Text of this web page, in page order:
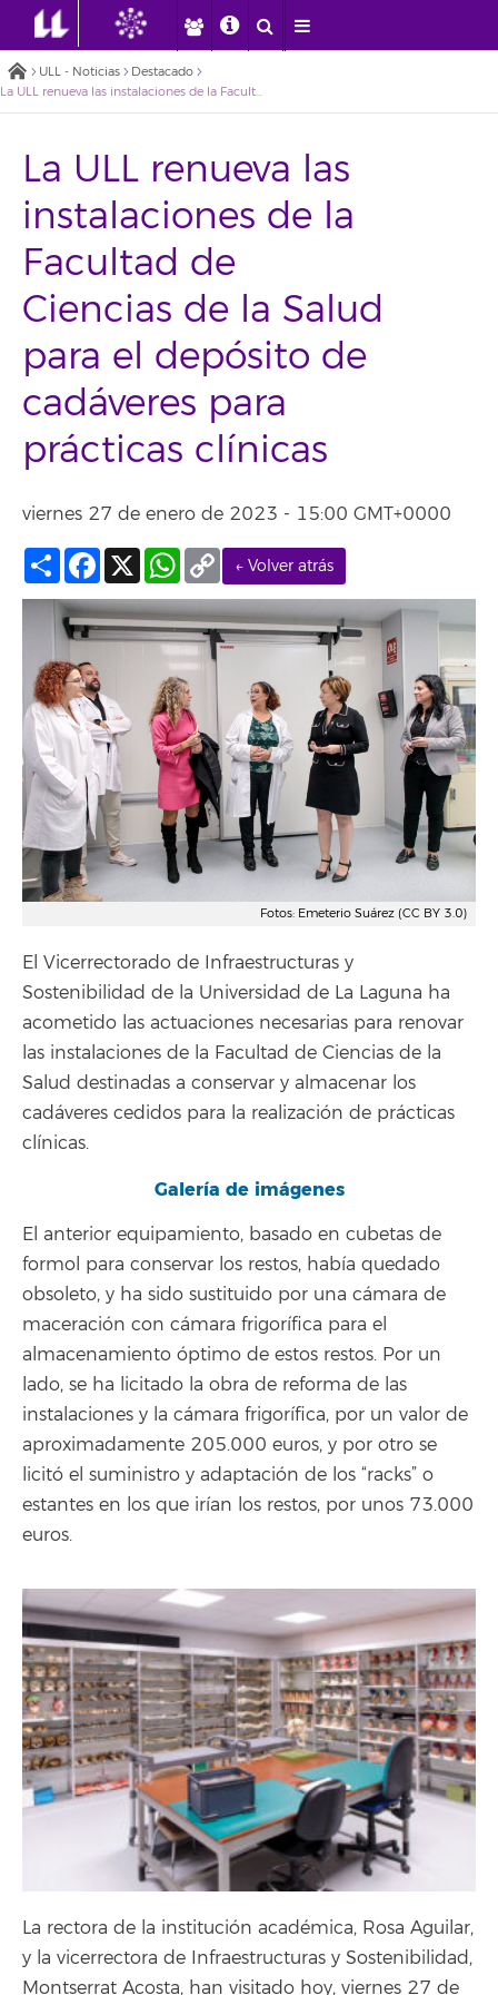
ULL - Noticias
Destacado
La ULL renueva las instalaciones de la Facultad de Ciencias de la Salud para el depósito de cadáveres para prácticas clínicas
La ULL renueva las
instalaciones de la
Facultad de
Ciencias de la Salud
para el depósito de
cadáveres para
prácticas clínicas
viernes 27 de enero de 2023 - 15:00 GMT+0000
← Volver atrás
Compartir
Facebook
X WhatsApp
Copy
Link
Fotos: Emeterio Suárez (CC BY 3.0)
El Vicerrectorado de Infraestructuras y
Sostenibilidad de la Universidad de La Laguna ha
acometido las actuaciones necesarias para renovar
las instalaciones de la Facultad de Ciencias de la
Salud destinadas a conservar y almacenar los
cadáveres cedidos para la realización de prácticas
clínicas.
Galería de imágenes
El anterior equipamiento, basado en cubetas de
formol para conservar los restos, había quedado
obsoleto, y ha sido sustituido por una cámara de
maceración con cámara frigorífica para el
almacenamiento óptimo de estos restos. Por un
lado, se ha licitado la obra de reforma de las
instalaciones y la cámara frigorífica, por un valor de
aproximadamente 205.000 euros, y por otro se
licitó el suministro y adaptación de los “racks” o
estantes en los que irían los restos, por unos 73.000
euros.
La rectora de la institución académica, Rosa Aguilar,
y la vicerrectora de Infraestructuras y Sostenibilidad,
Montserrat Acosta, han visitado hoy, viernes 27 de